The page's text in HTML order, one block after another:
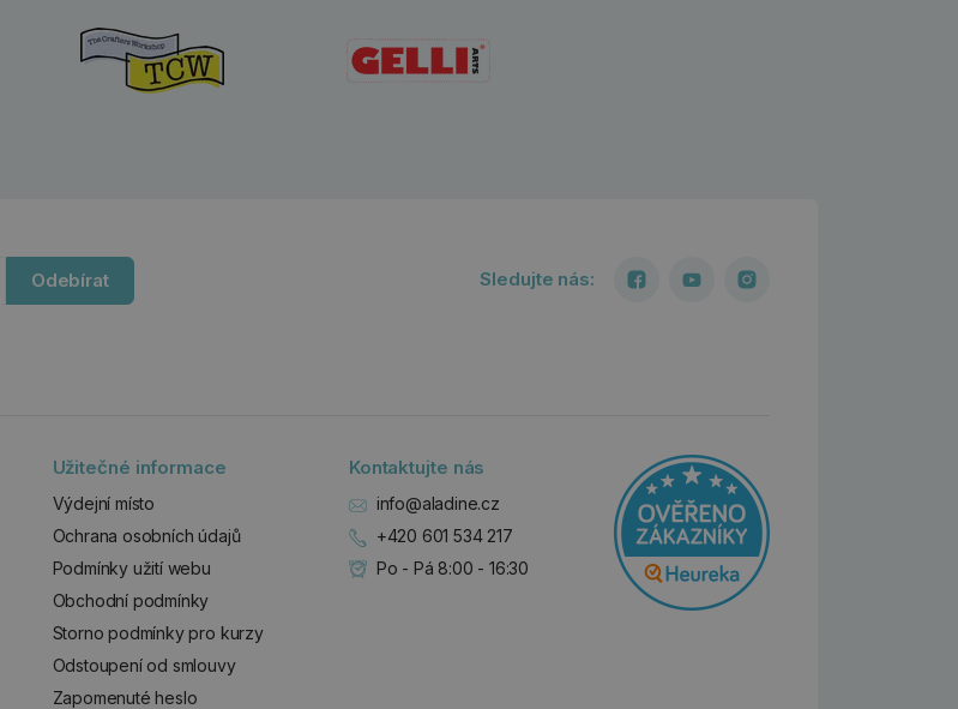
Odebírat Sledujte nás:
Užitečné informace
Výdejní místo
Ochrana osobních údajů
Podmínky užití webu
Obchodní podmínky
Storno podmínky pro kurzy
Odstoupení od smlouvy
Zapomenuté heslo
Kontaktujte nás
info@aladine.cz
+420 601 534 217
Po - Pá 8:00 - 16:30